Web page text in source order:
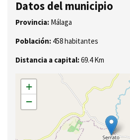
Datos del municipio
Provincia: Málaga
Población: 458 habitantes
Distancia a capital:69.4 Km
+
−